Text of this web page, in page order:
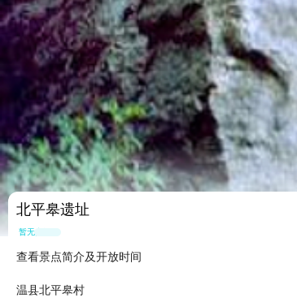
北平皋遗址
暂无点评
查看景点简介及开放时间
温县北平皋村